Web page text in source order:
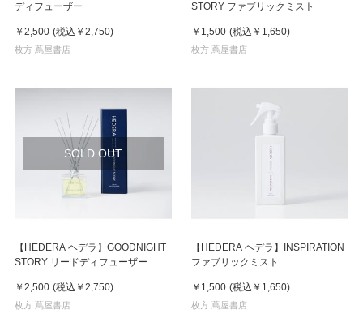
ディフューザー
￥2,500 (税込 ￥2,750)
枚方 蔦屋書店
STORY ファブリックミスト
￥1,500 (税込 ￥1,650)
枚方 蔦屋書店
SOLD OUT
【HEDERA ヘデラ】GOODNIGHT
STORY リードディフューザー
￥2,500 (税込 ￥2,750)
枚方 蔦屋書店
【HEDERA ヘデラ】INSPIRATION
ファブリックミスト
￥1,500 (税込 ￥1,650)
枚方 蔦屋書店